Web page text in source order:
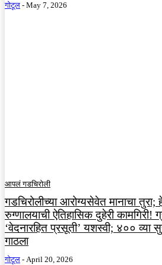
गोटूल - May 7, 2026
आपलं गडचिरोली
गडचिरोलीच्या आरोग्यसेवेत मानाचा
रुग्णालयाची ऐतिहासिक दुहेरी कामगिरी!
‘वेदनारहित प्रसूती’ यशस्वी; ४०० व्या
गाठला
गोटूल - April 20, 2026